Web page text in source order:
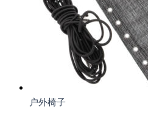
户外椅子